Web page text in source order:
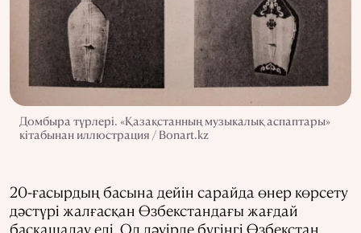
Домбыра түрлері. «Қазақстанның музыкалық аспаптары»
кітабынан иллюстрация / Bonart.kz
20-ғасырдың басына дейін сарайда өнер көрсету
дәстүрі жалғасқан Өзбекстандағы жағдай
басқашалау еді. Ол дәуірде бүгінгі Өзбекстан